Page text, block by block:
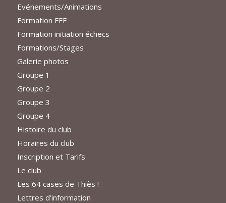
Evénements/Animations
Formation FFE
Formation initiation échecs
Formations/Stages
Galerie photos
Groupe 1
Groupe 2
Groupe 3
Groupe 4
Histoire du club
Horaires du club
Inscription et Tarifs
Le club
Les 64 cases de Thiès !
Lettres d’information